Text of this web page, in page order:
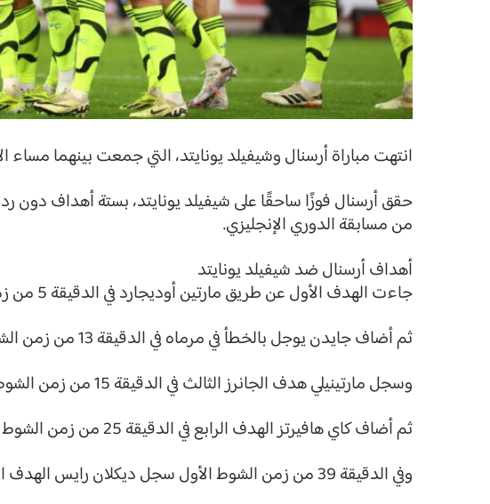
انتهت مباراة أرسنال وشيفيلد يونايتد، التي جمعت بينهما مساء
حقق أرسنال فوزًا ساحقًا على شيفيلد يونايتد، بستة أهداف دون
من مسابقة الدوري الإنجليزي.
أهداف أرسنال ضد شيفيلد يونايتد
جاءت الهدف الأول عن طريق مارتين أوديجارد في الدقيقة 5 من زمن الشوط الأول.
ثم أضاف جايدن يوجل بالخطأ في مرماه في الدقيقة 13 من زمن الشوط الأول.
وسجل مارتينيلي هدف الجانرز الثالث في الدقيقة 15 من زمن الشوط الأول.
ثم أضاف كاي هافيرتز الهدف الرابع في الدقيقة 25 من زمن الشوط الأول.
وفي الدقيقة 39 من زمن الشوط الأول سجل ديكلان رايس الهدف الخامس للجانرز في المباراة.